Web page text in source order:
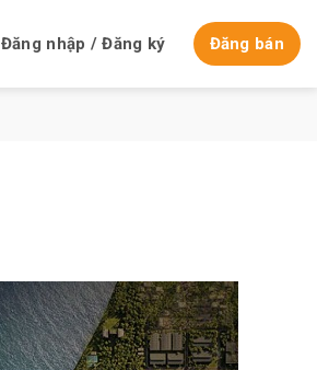
Đăng nhập / Đăng ký Đăng bán